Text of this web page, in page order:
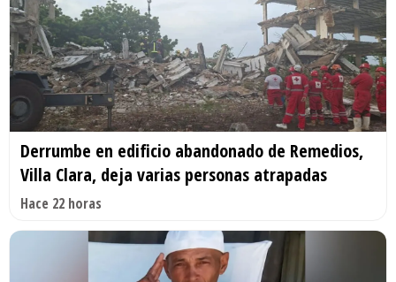
Derrumbe en edificio abandonado de Remedios,
Villa Clara, deja varias personas atrapadas
Hace 22 horas